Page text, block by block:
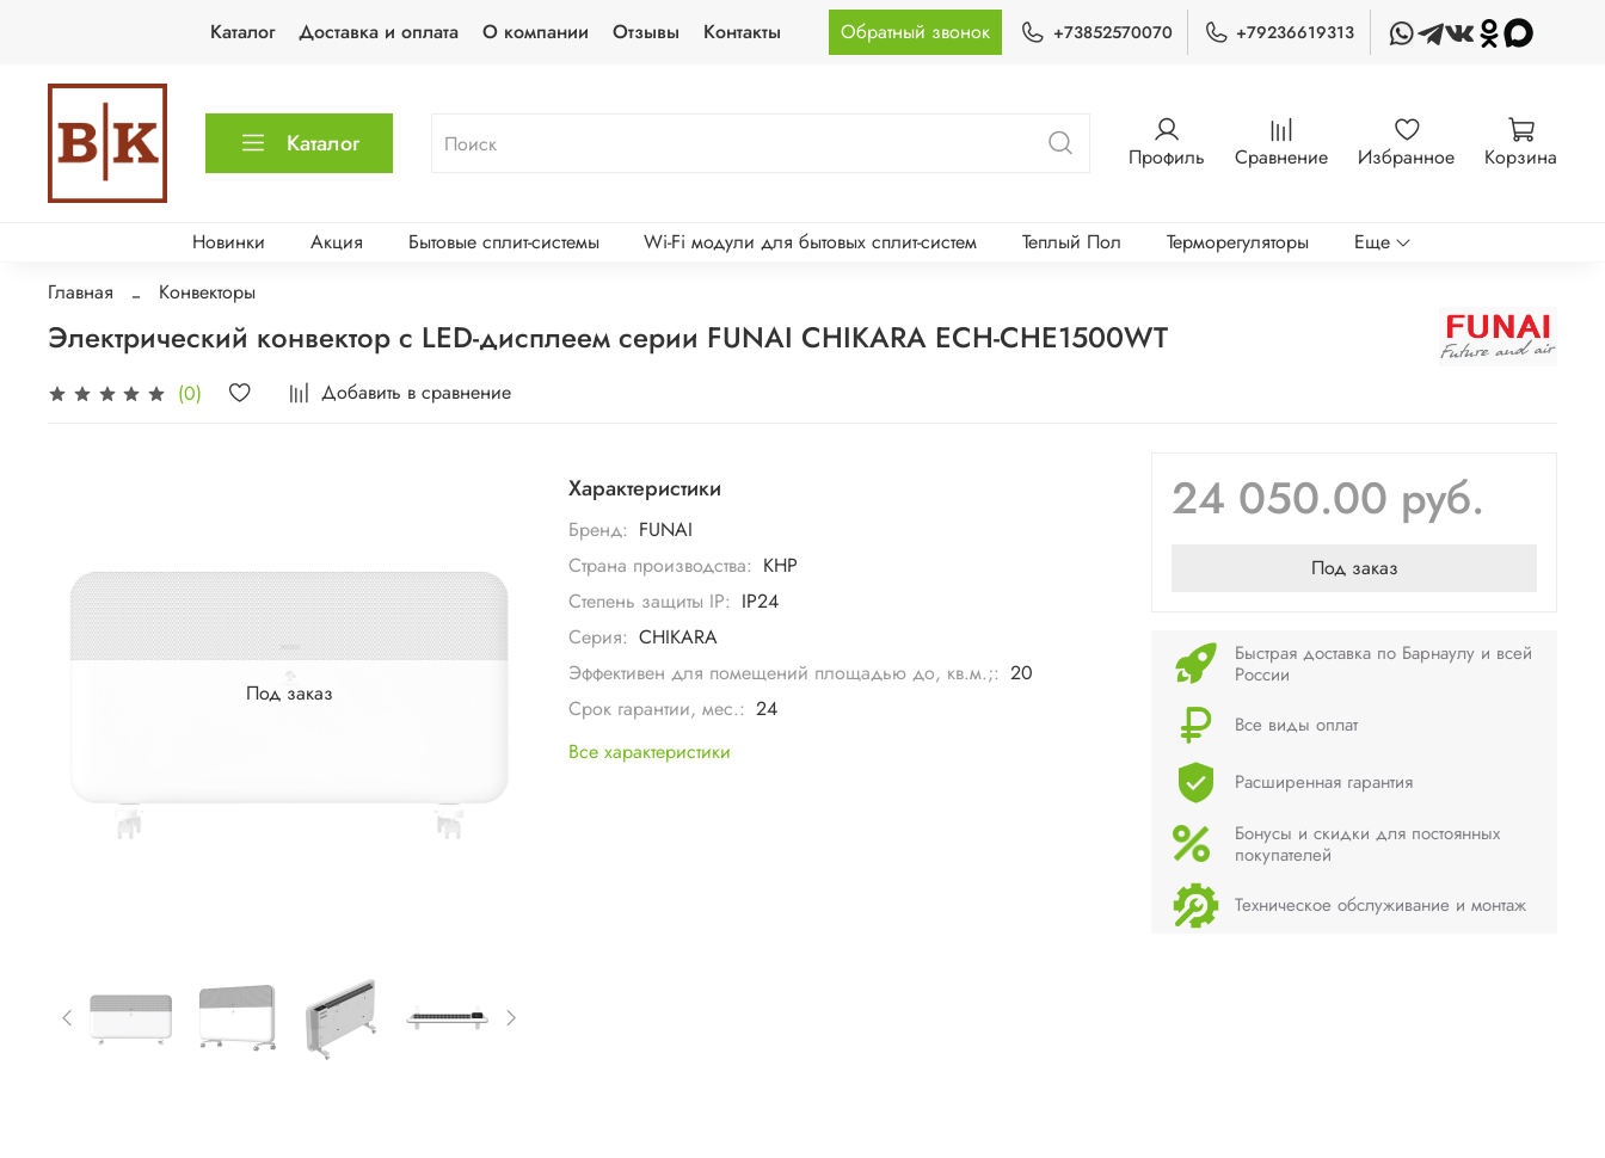
Каталог Доставка и оплата О компании Отзывы Контакты Обратный звонок +73852570070 +79236619313
Каталог Профиль Сравнение Избранное Корзина
Новинки Акция Бытовые сплит-системы Wi-Fi модули для бытовых сплит-систем Теплый Пол Терморегуляторы
Еще
Главная
Конвекторы
Электрический конвектор с LED-дисплеем серии FUNAI CHIKARA ECH-CHE1500WT
(0) Добавить в сравнение
Под заказ
Характеристики
Бренд: FUNAI
Страна производства: КНР
Степень защиты IP: IP24
Серия: CHIKARA
Эффективен для помещений площадью до, кв.м.;: 20
Срок гарантии, мес.: 24
Все характеристики
24 050.00 руб.
Под заказ
Быстрая доставка по Барнаулу и всей
России
Все виды оплат
Расширенная гарантия
Бонусы и скидки для постоянных
покупателей
Техническое обслуживание и монтаж